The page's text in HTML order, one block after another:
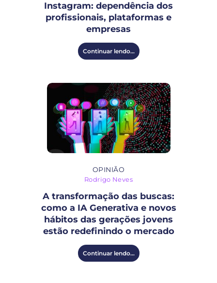
Instagram: dependência dos
profissionais, plataformas e
empresas
Continuar lendo...
OPINIÃO
Rodrigo Neves
A transformação das buscas:
como a IA Generativa e novos
hábitos das gerações jovens
estão redefinindo o mercado
Continuar lendo...